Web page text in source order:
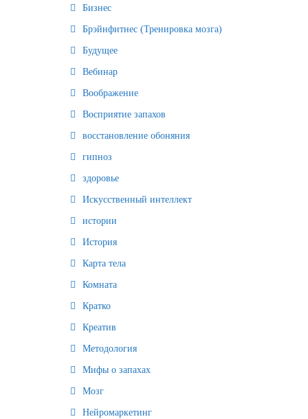
Бизнес
Брэйнфитнес (Тренировка мозга)
Будущее
Вебинар
Воображение
Восприятие запахов
восстановление обоняния
гипноз
здоровье
Искусственный интеллект
истории
История
Карта тела
Комната
Кратко
Креатив
Методология
Мифы о запахах
Мозг
Нейромаркетинг